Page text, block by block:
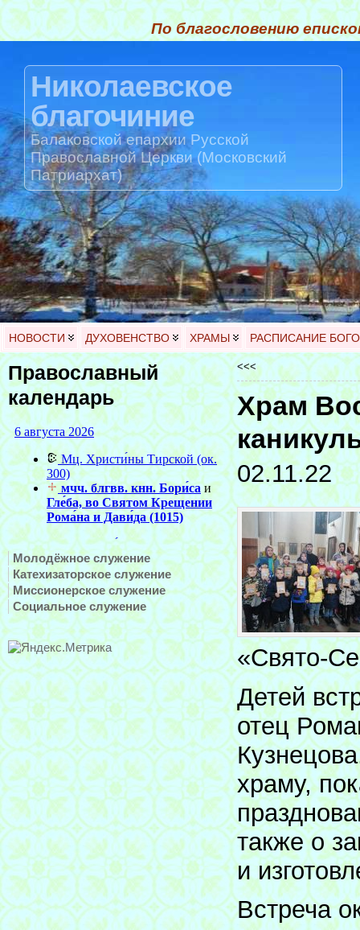
По благословению
Николаевское
благочиние
Балаковской епархии Русской
Православной Церкви (Московский
Патриархат)
НОВОСТИ ДУХОВЕНСТВО ХРАМЫ РАСПИСАНИЕ
Православный
календарь
Молодёжное служение
Катехизаторское служение
Миссионерское служение
Социальное служение
<<<
Храм
02.11.22
«Свято-
Детей
отец
храму,
также о
и
Встреча